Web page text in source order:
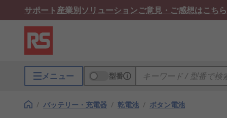
サポート産業別ソリューションご意見・ご感想はこちら
メニュー 型番
/ バッテリー・充電器 / 乾電池 / ボタン電池